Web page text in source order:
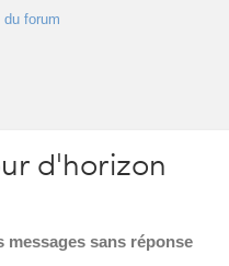
du forum
d'horizon
messages sans réponse